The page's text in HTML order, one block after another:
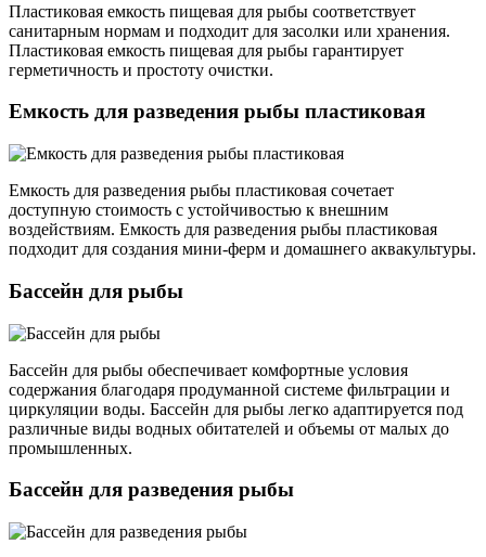
Пластиковая емкость пищевая для рыбы соответствует
санитарным нормам и подходит для засолки или хранения.
Пластиковая емкость пищевая для рыбы гарантирует
герметичность и простоту очистки.
Емкость для разведения рыбы пластиковая
Емкость для разведения рыбы пластиковая сочетает
доступную стоимость с устойчивостью к внешним
воздействиям. Емкость для разведения рыбы пластиковая
подходит для создания мини-ферм и домашнего аквакультуры.
Бассейн для рыбы
Бассейн для рыбы обеспечивает комфортные условия
содержания благодаря продуманной системе фильтрации и
циркуляции воды. Бассейн для рыбы легко адаптируется под
различные виды водных обитателей и объемы от малых до
промышленных.
Бассейн для разведения рыбы